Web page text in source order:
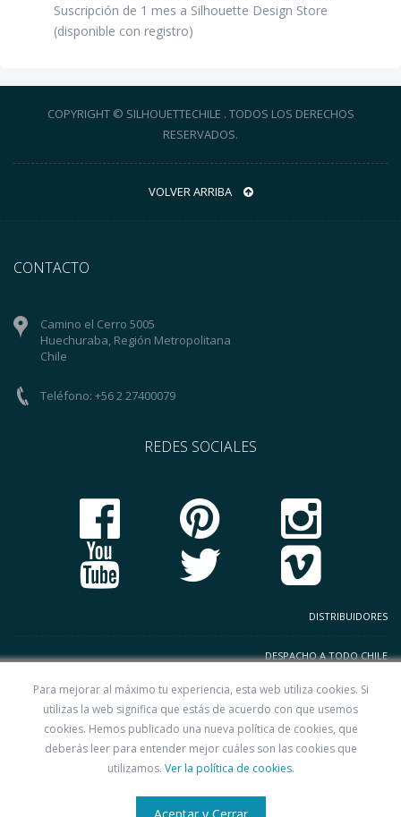
Suscripción de 1 mes a Silhouette Design Store
(disponible con registro)
COPYRIGHT © SILHOUETTECHILE . TODOS LOS DERECHOS
RESERVADOS.
VOLVER ARRIBA
CONTACTO
Camino el Cerro 5005
Huechuraba, Región Metropolitana
Chile
Teléfono: +56 2 27400079
REDES SOCIALES
DISTRIBUIDORES
DESPACHO A TODO CHILE
TERMINOS Y CONDICIONES
CODIGO DE BUENAS PRACTICAS
POLITICAS DE PRIVACIDAD
TERMINOS Y CONDICIONES PREVENTA SILHOUETTECHILE
Para mejorar al máximo tu experiencia, esta web utiliza cookies. Si
utilizas la web significa que estás de acuerdo con que usemos
cookies. Hemos publicado una nueva política de cookies, que
deberás leer para entender mejor cuáles son las cookies que
utilizamos. Ver la política de cookies.